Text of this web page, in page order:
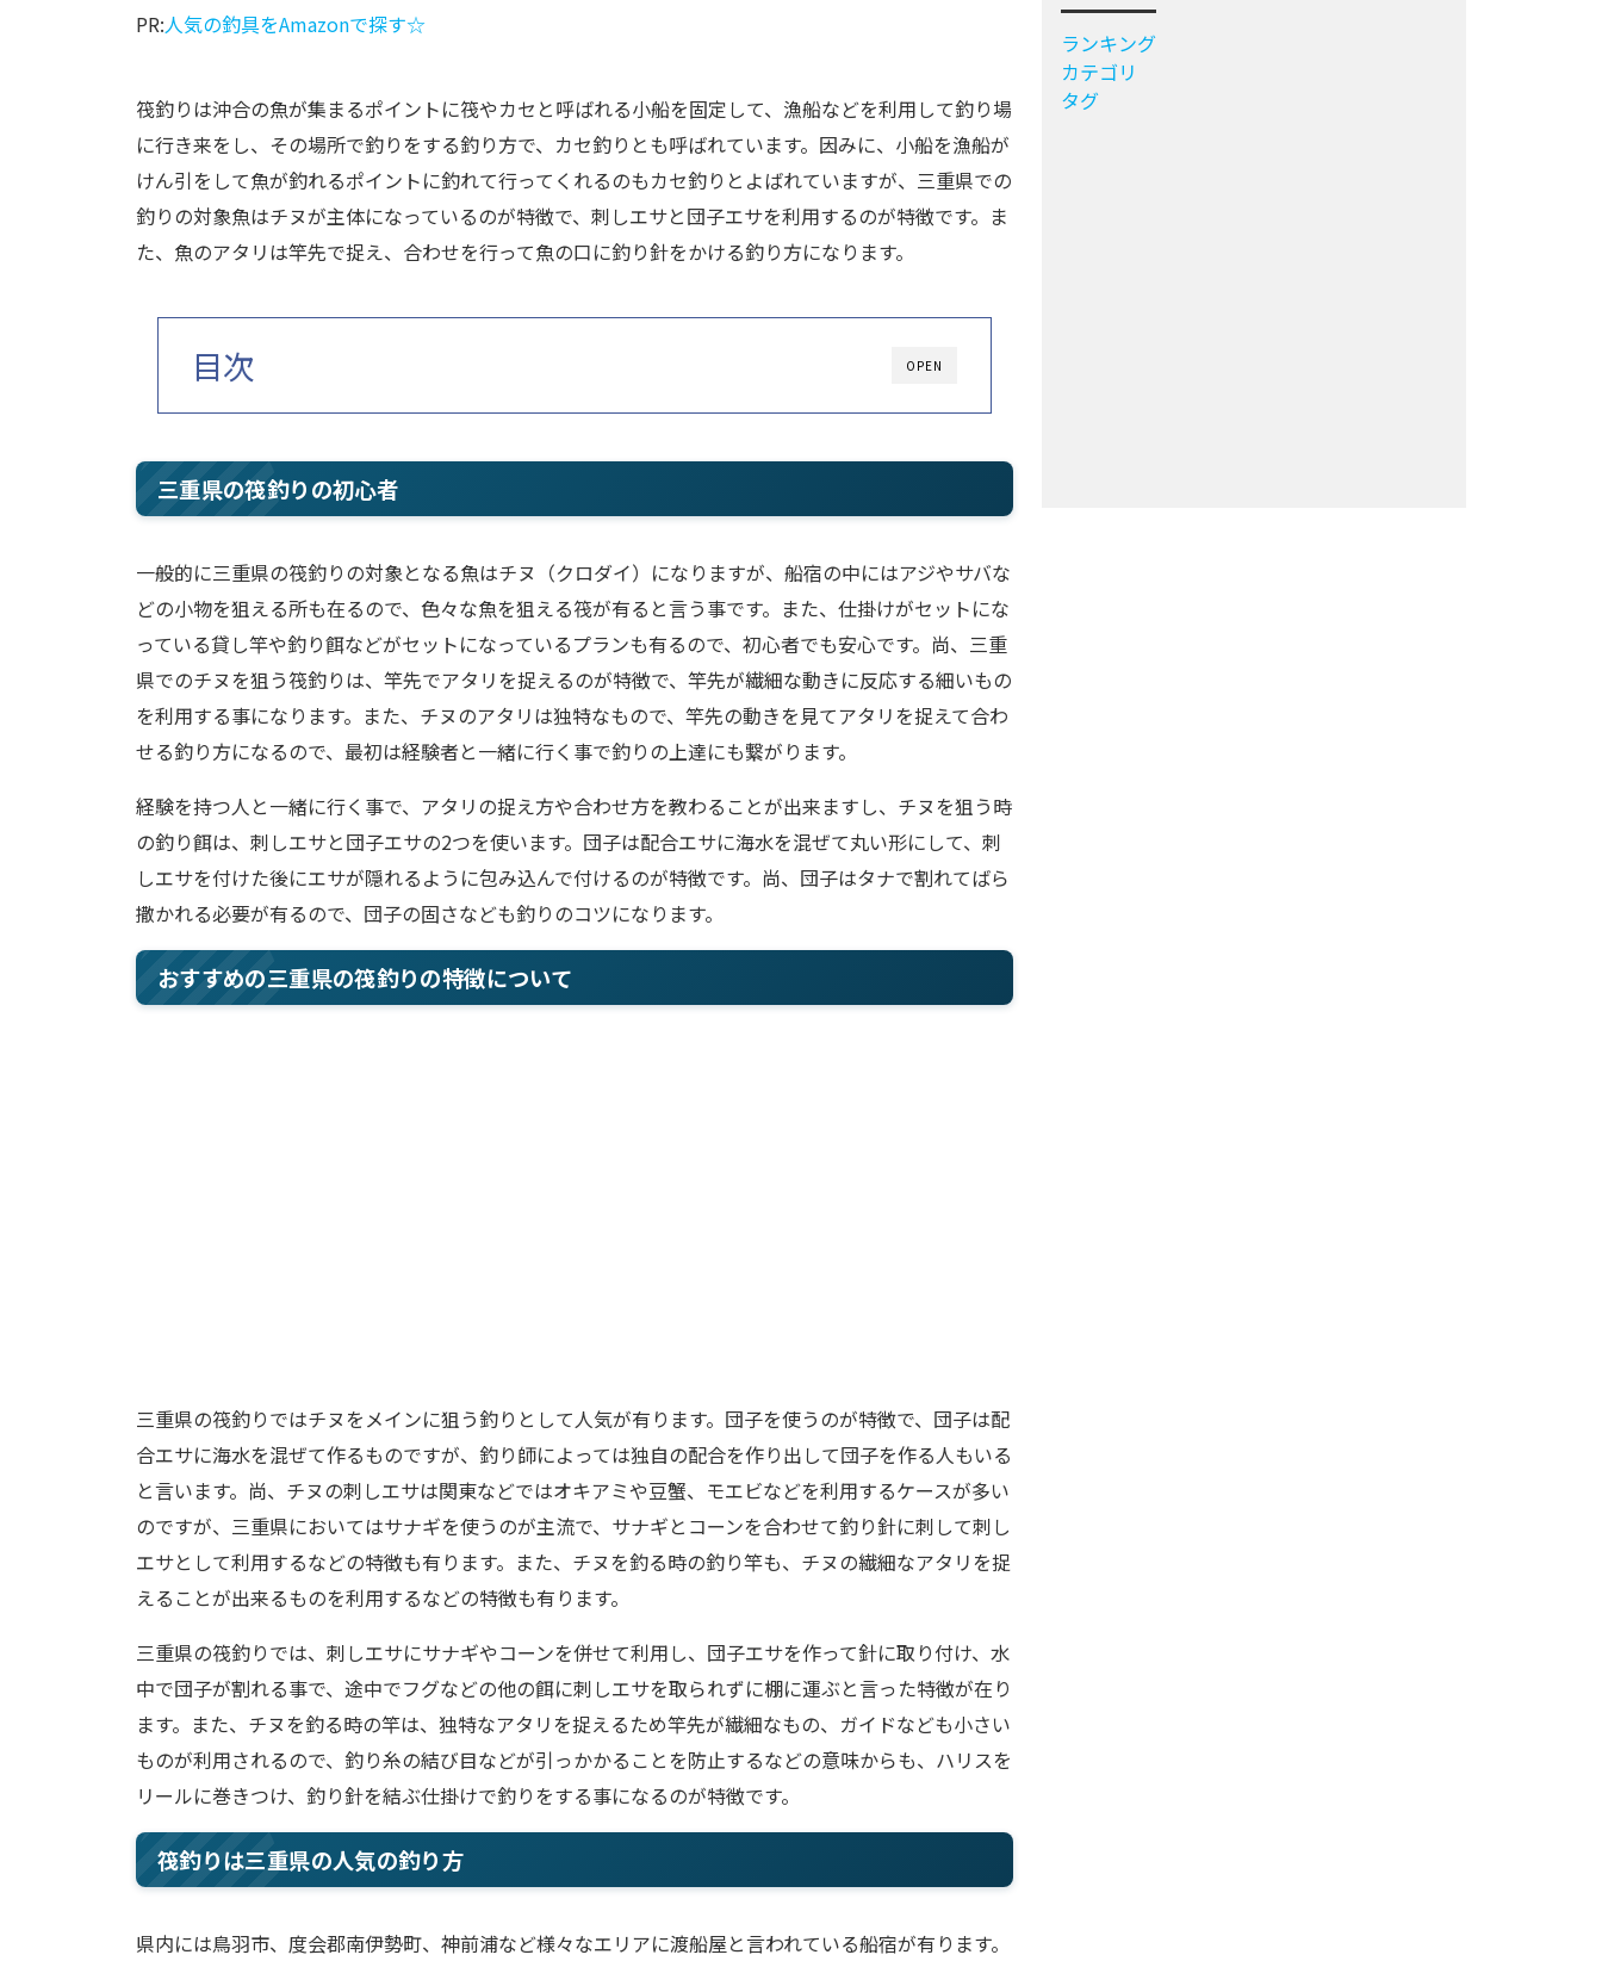
PR:人気の釣具をAmazonで探す☆
筏釣りは沖合の魚が集まるポイントに筏やカセと呼ばれる小船を固定して、漁船などを利用して釣り場
に行き来をし、その場所で釣りをする釣り方で、カセ釣りとも呼ばれています。因みに、小船を漁船が
けん引をして魚が釣れるポイントに釣れて行ってくれるのもカセ釣りとよばれていますが、三重県での
釣りの対象魚はチヌが主体になっているのが特徴で、刺しエサと団子エサを利用するのが特徴です。ま
た、魚のアタリは竿先で捉え、合わせを行って魚の口に釣り針をかける釣り方になります。
OPEN
目次
三重県の筏釣りの初心者
一般的に三重県の筏釣りの対象となる魚はチヌ（クロダイ）になりますが、船宿の中にはアジやサバな
どの小物を狙える所も在るので、色々な魚を狙える筏が有ると言う事です。また、仕掛けがセットにな
っている貸し竿や釣り餌などがセットになっているプランも有るので、初心者でも安心です。尚、三重
県でのチヌを狙う筏釣りは、竿先でアタリを捉えるのが特徴で、竿先が繊細な動きに反応する細いもの
を利用する事になります。また、チヌのアタリは独特なもので、竿先の動きを見てアタリを捉えて合わ
せる釣り方になるので、最初は経験者と一緒に行く事で釣りの上達にも繋がります。
経験を持つ人と一緒に行く事で、アタリの捉え方や合わせ方を教わることが出来ますし、チヌを狙う時
の釣り餌は、刺しエサと団子エサの2つを使います。団子は配合エサに海水を混ぜて丸い形にして、刺
しエサを付けた後にエサが隠れるように包み込んで付けるのが特徴です。尚、団子はタナで割れてばら
撒かれる必要が有るので、団子の固さなども釣りのコツになります。
おすすめの三重県の筏釣りの特徴について
三重県の筏釣りではチヌをメインに狙う釣りとして人気が有ります。団子を使うのが特徴で、団子は配
合エサに海水を混ぜて作るものですが、釣り師によっては独自の配合を作り出して団子を作る人もいる
と言います。尚、チヌの刺しエサは関東などではオキアミや豆蟹、モエビなどを利用するケースが多い
のですが、三重県においてはサナギを使うのが主流で、サナギとコーンを合わせて釣り針に刺して刺し
エサとして利用するなどの特徴も有ります。また、チヌを釣る時の釣り竿も、チヌの繊細なアタリを捉
えることが出来るものを利用するなどの特徴も有ります。
三重県の筏釣りでは、刺しエサにサナギやコーンを併せて利用し、団子エサを作って針に取り付け、水
中で団子が割れる事で、途中でフグなどの他の餌に刺しエサを取られずに棚に運ぶと言った特徴が在り
ます。また、チヌを釣る時の竿は、独特なアタリを捉えるため竿先が繊細なもの、ガイドなども小さい
ものが利用されるので、釣り糸の結び目などが引っかかることを防止するなどの意味からも、ハリスを
リールに巻きつけ、釣り針を結ぶ仕掛けで釣りをする事になるのが特徴です。
筏釣りは三重県の人気の釣り方
県内には鳥羽市、度会郡南伊勢町、神前浦など様々なエリアに渡船屋と言われている船宿が有ります。
ランキング
カテゴリ
タグ